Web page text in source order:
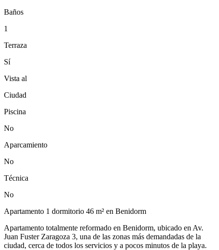
Baños
1
Terraza
Sí
Vista al
Ciudad
Piscina
No
Aparcamiento
No
Técnica
No
Apartamento 1 dormitorio 46 m² en Benidorm
Apartamento totalmente reformado en Benidorm, ubicado en Av.
Juan Fuster Zaragoza 3, una de las zonas más demandadas de la
ciudad, cerca de todos los servicios y a pocos minutos de la playa.